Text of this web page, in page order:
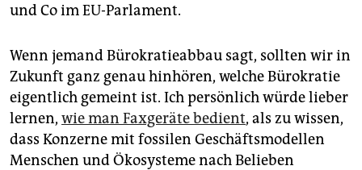
und Co im EU-Parlament.
Wenn jemand Bürokratieabbau sagt, sollten wir in
Zukunft ganz genau hinhören, welche Bürokratie
eigentlich gemeint ist. Ich persönlich würde lieber
lernen, wie man Faxgeräte bedient, als zu wissen,
dass Konzerne mit fossilen Geschäftsmodellen
Menschen und Ökosysteme nach Belieben